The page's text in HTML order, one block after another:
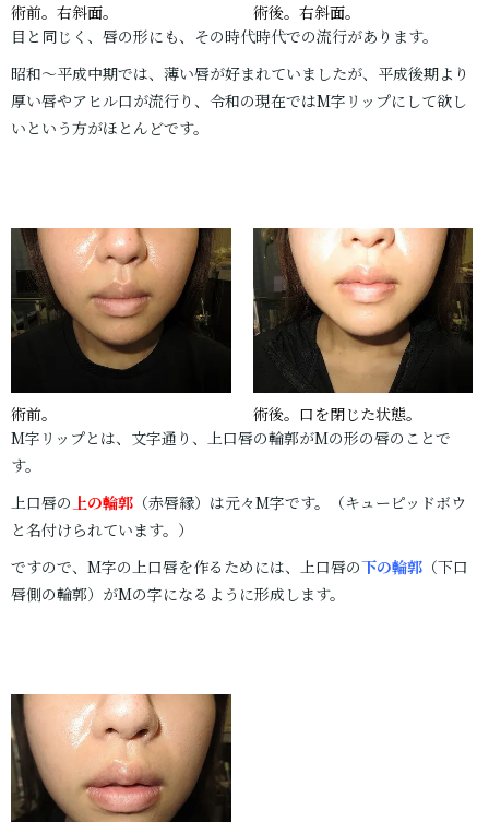
術前。右斜面。
術後。右斜面。
目と同じく、唇の形にも、その時代時代での流行があります。
昭和～平成中期では、薄い唇が好まれていましたが、平成後期より
厚い唇やアヒル口が流行り、令和の現在ではM字リップにして欲し
いという方がほとんどです。
術前。
術後。口を閉じた状態。
M字リップとは、文字通り、上口唇の輪郭がMの形の唇のことで
す。
上口唇の 上の輪郭 （赤唇縁）は元々M字です。（キューピッドボウ
と名付けられています。）
ですので、M字の上口唇を作るためには、上口唇の下の輪郭 （下口
唇側の輪郭）がMの字になるように形成します。